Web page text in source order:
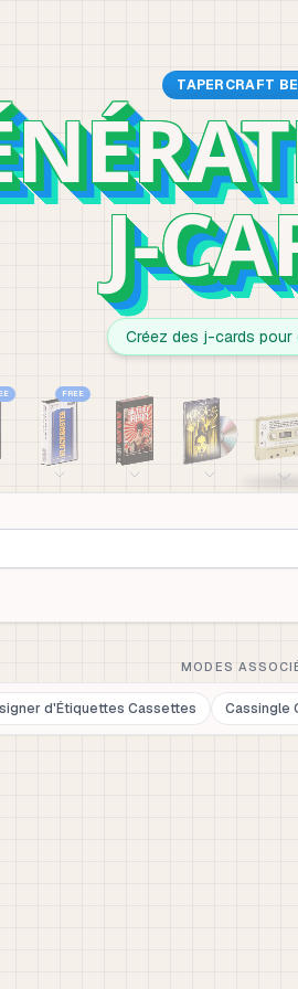
TAPERCRAFT
J-
Créez des j-cards pour
FREE
MODES
d'Étiquettes Cassettes Cassingle